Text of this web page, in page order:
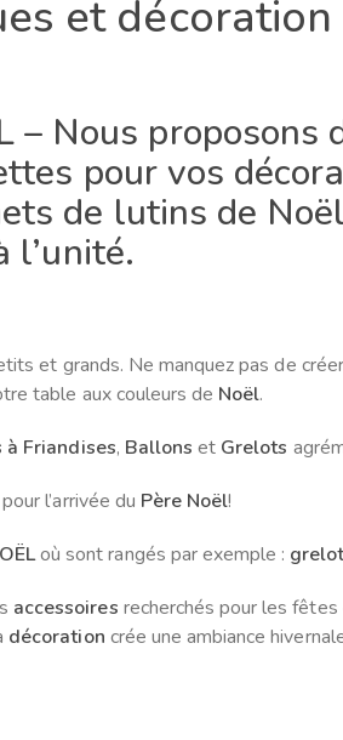
et décoration
– Nous
pour vos
de lutins de
l’unité.
et grands. Ne manquez pas de
table aux couleurs de Noël.
à Friandises, Ballons et Grelots
l’arrivée du Père Noël!
où sont rangés par exemple :
accessoires recherchés pour les fêtes
décoration crée une ambiance